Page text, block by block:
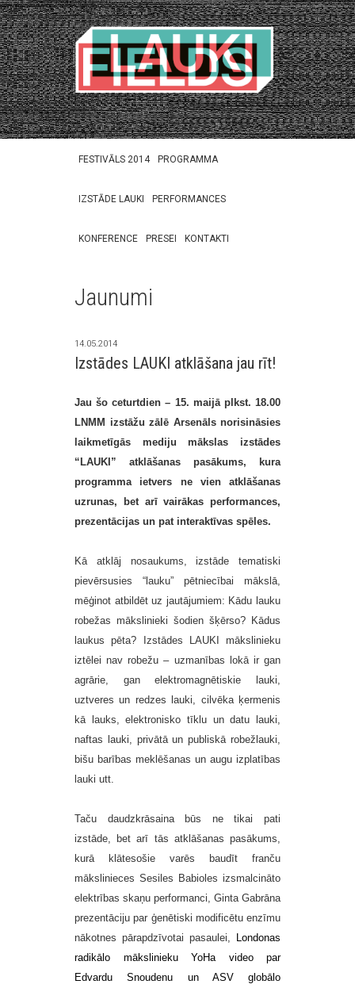
FESTIVĀLS 2014 PROGRAMMA
IZSTĀDE LAUKI PERFORMANCES
KONFERENCE PRESEI KONTAKTI
Jaunumi
14.05.2014
Izstādes LAUKI atklāšana jau rīt!
Jau šo ceturtdien – 15. maijā plkst. 18.00
LNMM izstāžu zālē Arsenāls norisināsies
laikmetīgās mediju mākslas izstādes
“LAUKI” atklāšanas pasākums, kura
programma ietvers ne vien atklāšanas
uzrunas, bet arī vairākas performances,
prezentācijas un pat interaktīvas spēles.
Kā atklāj nosaukums, izstāde tematiski
pievērsusies “lauku” pētniecībai mākslā,
mēģinot atbildēt uz jautājumiem: Kādu lauku
robežas mākslinieki šodien šķērso? Kādus
laukus pēta? Izstādes LAUKI mākslinieku
iztēlei nav robežu – uzmanības lokā ir gan
agrārie, gan elektromagnētiskie lauki,
uztveres un redzes lauki, cilvēka ķermenis
kā lauks, elektronisko tīklu un datu lauki,
naftas lauki, privātā un publiskā robežlauki,
bišu barības meklēšanas un augu izplatības
lauki utt.
Taču daudzkrāsaina būs ne tikai pati
izstāde, bet arī tās atklāšanas pasākums,
kurā klātesošie varēs baudīt franču
mākslinieces Sesiles Babioles izsmalcināto
elektrības skaņu performanci, Ginta Gabrāna
prezentāciju par ģenētiski modificētu enzīmu
nākotnes pārapdzīvotai pasaulei,
Londonas
radikālo mākslinieku YoHa video par
Edvardu Snoudenu un ASV globālo